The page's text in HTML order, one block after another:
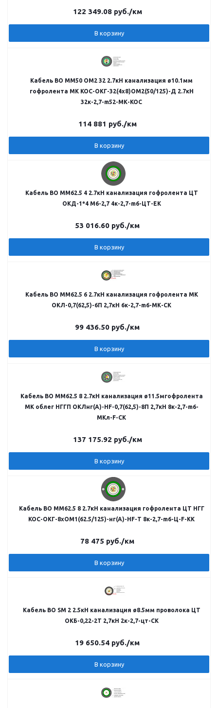
122 349.08руб./км
В корзину
Кабель ВО MM50 OM2 32 2.7кН канализация ø10.1мм
гофролента МК КОС-ОКГ-32(4х8)ОМ2(50/125)-Д 2.7кН
32к-2,7-m52-МК-КОС
114 881 руб./км
В корзину
Кабель ВО MM62.5 4 2.7кН канализация гофролента ЦТ
ОКД-1*4 M6-2,7 4к-2,7-m6-ЦТ-ЕК
53 016.60 руб./км
В корзину
Кабель ВО MM62.5 6 2.7кН канализация гофролента МК
ОКЛ-0,7(62,5)-6П 2,7кН 6к-2,7-m6-МК-СК
99 436.50 руб./км
В корзину
Кабель ВО MM62.5 8 2.7кН канализация ø11.5мгофролента
МК облег НГГП ОКЛнг(А)-HF-0,7(62,5)-8П 2,7кН 8к-2,7-m6-
МКл-F-CK
137 175.92 руб./км
В корзину
Кабель ВО MM62.5 8 2.7кН канализация гофролента ЦТ НГГ
КОС-ОКГ-8хОМ1(62.5/125)-нг(А)-HF-Т 8к-2,7-m6-Ц-F-КК
78 475 руб./км
В корзину
Кабель ВО SM 2 2.5кН канализация ø8.5мм проволока ЦТ
ОКБ-0,22-2Т 2,7кН 2к-2,7-цт-СК
19 650.54 руб./км
В корзину